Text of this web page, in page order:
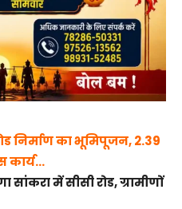
निर्माण का भूमिपूजन, 2.39
कार्य…
में सीसी रोड, ग्रामीणों